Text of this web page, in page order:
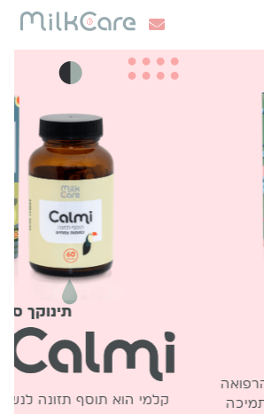
החלב?
מעולמות הרפואה
צמחים לתמיכה
קלמי הוא תוסף